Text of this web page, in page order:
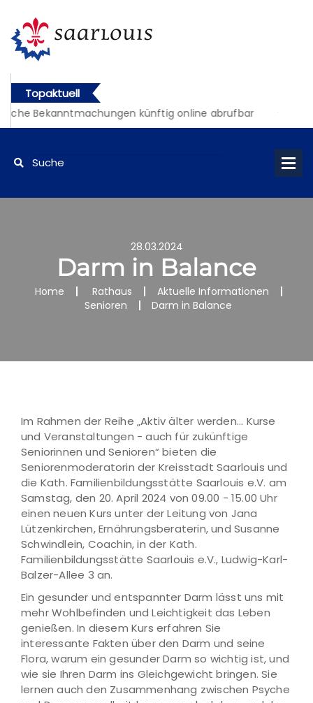
Topaktuell
Bekanntmachungen künftig online abrufbar
28.03.2024
Darm in Balance
Home Rathaus
Aktuelle Informationen
Senioren
Darm in Balance
Im Rahmen der Reihe „Aktiv älter werden... Kurse
und Veranstaltungen - auch für zukünftige
Seniorinnen und Senioren“ bieten die
Seniorenmoderatorin der Kreisstadt Saarlouis und
die Kath. Familienbildungsstätte Saarlouis e.V. am
Samstag, den 20. April 2024 von 09.00 - 15.00 Uhr
einen neuen Kurs unter der Leitung von Jana
Lützenkirchen, Ernährungsberaterin, und Susanne
Schwindlein, Coachin, in der Kath.
Familienbildungsstätte Saarlouis e.V., Ludwig-Karl-
Balzer-Allee 3 an.
Ein gesunder und entspannter Darm lässt uns mit
mehr Wohlbefinden und Leichtigkeit das Leben
genießen. In diesem Kurs erfahren Sie
interessante Fakten über den Darm und seine
Flora, warum ein gesunder Darm so wichtig ist, und
wie sie Ihren Darm ins Gleichgewicht bringen. Sie
lernen auch den Zusammenhang zwischen Psyche